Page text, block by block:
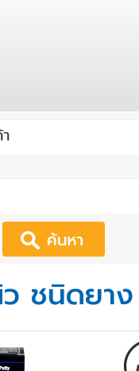
Apply
ชนิดยาง